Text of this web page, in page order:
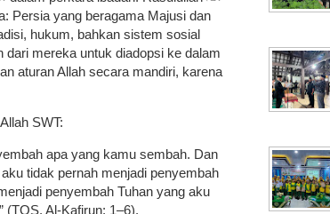
Persia yang beragama Majusi dan
hukum, bahkan sistem sosial
mereka untuk diadopsi ke dalam
aturan Allah secara mandiri, karena
SWT:
apa yang kamu sembah. Dan
tidak pernah menjadi penyembah
penyembah Tuhan yang aku
(TQS. Al-Kafirun: 1–6).